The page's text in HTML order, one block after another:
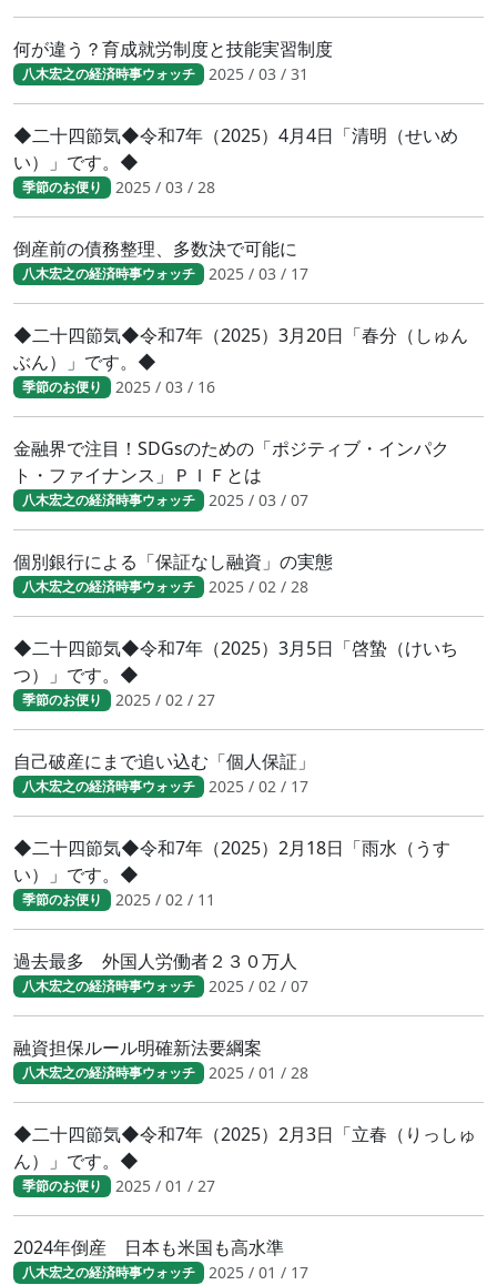
何が違う？育成就労制度と技能実習制度
八木宏之の経済時事ウォッチ 2025 / 03 / 31
◆二十四節気◆令和7年（2025）4月4日「清明（せいめ
い）」です。◆
季節のお便り 2025 / 03 / 28
倒産前の債務整理、多数決で可能に
八木宏之の経済時事ウォッチ 2025 / 03 / 17
◆二十四節気◆令和7年（2025）3月20日「春分（しゅん
ぶん）」です。◆
季節のお便り 2025 / 03 / 16
金融界で注目！SDGsのための「ポジティブ・インパク
ト・ファイナンス」ＰＩＦとは
八木宏之の経済時事ウォッチ 2025 / 03 / 07
個別銀行による「保証なし融資」の実態
八木宏之の経済時事ウォッチ 2025 / 02 / 28
◆二十四節気◆令和7年（2025）3月5日「啓蟄（けいち
つ）」です。◆
季節のお便り 2025 / 02 / 27
自己破産にまで追い込む「個人保証」
八木宏之の経済時事ウォッチ 2025 / 02 / 17
◆二十四節気◆令和7年（2025）2月18日「雨水（うす
い）」です。◆
季節のお便り 2025 / 02 / 11
過去最多 外国人労働者２３０万人
八木宏之の経済時事ウォッチ 2025 / 02 / 07
融資担保ルール明確新法要綱案
八木宏之の経済時事ウォッチ 2025 / 01 / 28
◆二十四節気◆令和7年（2025）2月3日「立春（りっしゅ
ん）」です。◆
季節のお便り 2025 / 01 / 27
2024年倒産 日本も米国も高水準
八木宏之の経済時事ウォッチ 2025 / 01 / 17